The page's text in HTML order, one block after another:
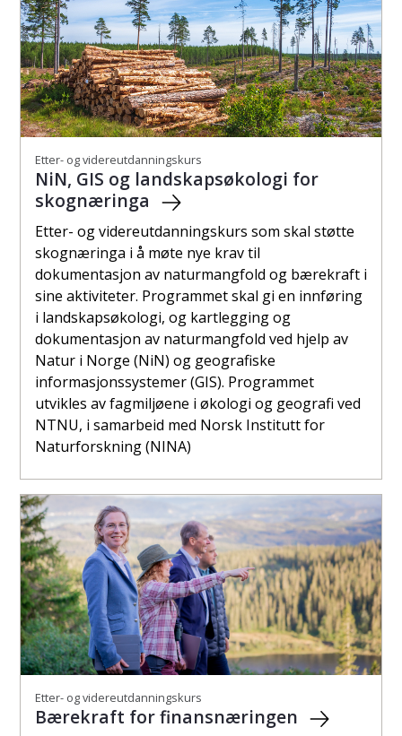
Etter- og videreutdanningskurs
NiN, GIS og landskapsøkologi for
skognæringa
Etter- og videreutdanningskurs som skal støtte
skognæringa i å møte nye krav til
dokumentasjon av naturmangfold og bærekraft i
sine aktiviteter. Programmet skal gi en innføring
i landskapsøkologi, og kartlegging og
dokumentasjon av naturmangfold ved hjelp av
Natur i Norge (NiN) og geografiske
informasjonssystemer (GIS). Programmet
utvikles av fagmiljøene i økologi og geografi ved
NTNU, i samarbeid med Norsk Institutt for
Naturforskning (NINA)
Etter- og videreutdanningskurs
Bærekraft for finansnæringen